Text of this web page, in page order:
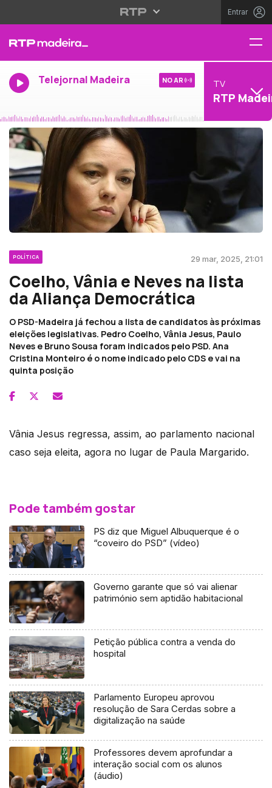
Entrar
Telejornal Madeira NO AR TV
RTP
POLÍTICA 29 mar, 2025, 21:01
Coelho, Vânia e Neves na lista
da Aliança Democrática
O PSD-Madeira já fechou a lista de candidatos às próximas
eleições legislativas. Pedro Coelho, Vânia Jesus, Paulo
Neves e Bruno Sousa foram indicados pelo PSD. Ana
Cristina Monteiro é o nome indicado pelo CDS e vai na
quinta posição
Vânia Jesus regressa, assim, ao parlamento nacional
caso seja eleita, agora no lugar de Paula Margarido.
Pode também gostar
PS diz que Miguel Albuquerque é o
“coveiro do PSD” (vídeo)
Governo garante que só vai alienar
património sem aptidão habitacional
Petição pública contra a venda do
hospital
Parlamento Europeu aprovou
resolução de Sara Cerdas sobre a
digitalização na saúde
Professores devem aprofundar a
interação social com os alunos
(áudio)